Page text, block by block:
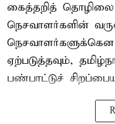
கைத்தறித் தொழிலை
நெசவாளர்களின்
ஏற்படுத்தவும்,
பண்பாட்டுச்